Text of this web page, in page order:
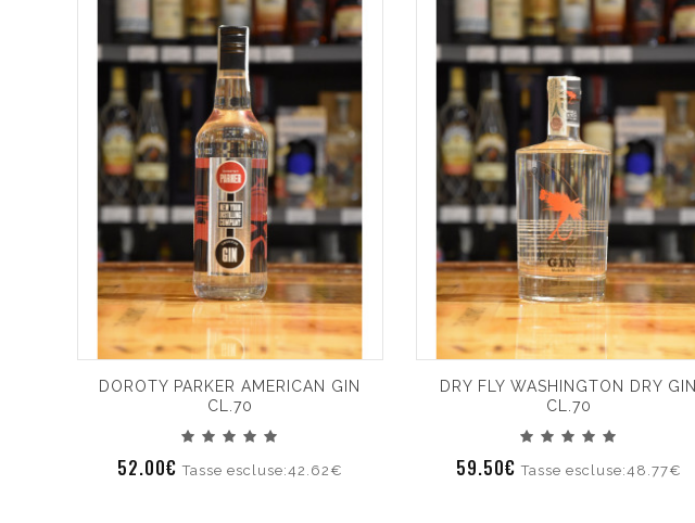
DOROTY PARKER AMERICAN GIN
CL.70
52.00€Tasse escluse:42.62€
DRY FLY WASHINGTON DRY GIN
CL.70
59.50€Tasse escluse:48.77€